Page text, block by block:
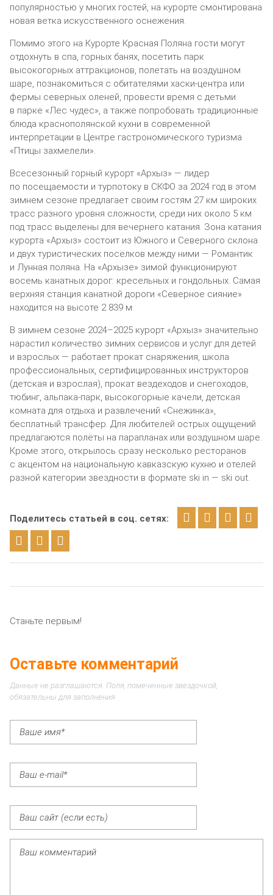
популярностью у многих гостей, на курорте смонтирована
новая ветка искусственного оснежения.
Помимо этого на Курорте Красная Поляна гости могут
отдохнуть в спа, горных банях, посетить парк
высокогорных аттракционов, полетать на воздушном
шаре, познакомиться с обитателями хаски-центра или
фермы северных оленей, провести время с детьми
в парке «Лес чудес», а также попробовать традиционные
блюда краснополянской кухни в современной
интерпретации в Центре гастрономического туризма
«Птицы захмелели».
Всесезонный горный курорт «Архыз» — лидер
по посещаемости и турпотоку в СКФО за 2024 год в этом
зимнем сезоне предлагает своим гостям 27 км широких
трасс разного уровня сложности, среди них около 5 км
под трасс выделены для вечернего катания. Зона катания
курорта «Архыз» состоит из Южного и Северного склона
и двух туристических посёлков между ними — Романтик
и Лунная поляна. На «Архызе» зимой функционируют
восемь канатных дорог: кресельных и гондольных. Самая
верхняя станция канатной дороги «Северное сияние»
находится на высоте 2 839 м.
В зимнем сезоне 2024–2025 курорт «Архыз» значительно
нарастил количество зимних сервисов и услуг для детей
и взрослых — работает прокат снаряжения, школа
профессиональных, сертифицированных инструкторов
(детская и взрослая), прокат вездеходов и снегоходов,
тюбинг, альпака-парк, высокогорные качели, детская
комната для отдыха и развлечений «Снежинка»,
бесплатный трансфер. Для любителей острых ощущений
предлагаются полёты на парапланах или воздушном шаре.
Кроме этого, открылось сразу несколько ресторанов
с акцентом на национальную кавказскую кухню и отелей
разной категории звездности в формате ski in — ski out.
Поделитесь статьей в соц. сетях:
Станьте первым!
Оставьте комментарий
Данные не разглашаются. Поля, помеченные звездочкой,
обязательны для заполнения